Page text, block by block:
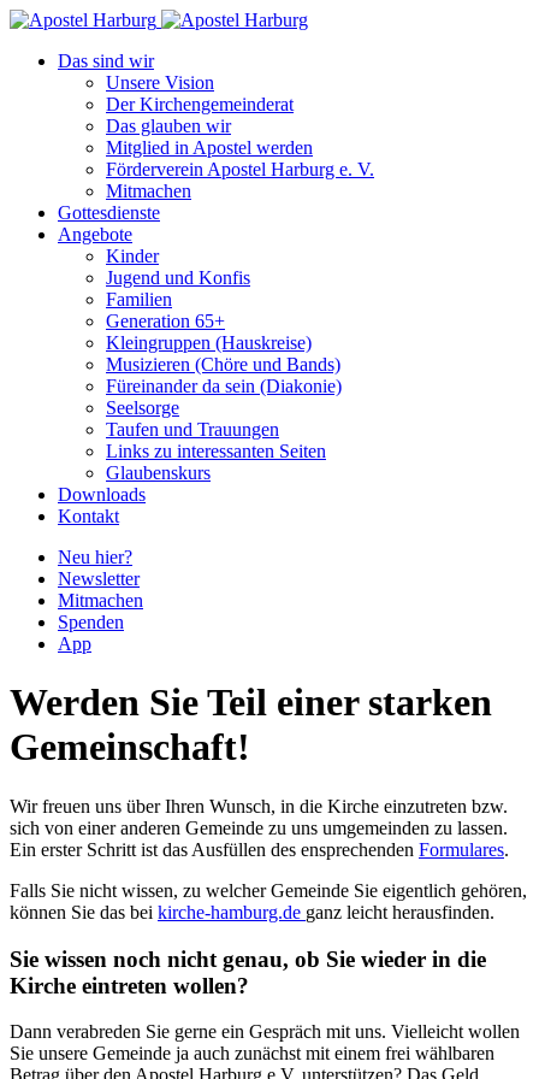
Das sind wir
Unsere Vision
Der Kirchengemeinderat
Das glauben wir
Mitglied in Apostel werden
Förderverein Apostel Harburg e. V.
Mitmachen
Gottesdienste
Angebote
Kinder
Jugend und Konfis
Familien
Generation 65+
Kleingruppen (Hauskreise)
Musizieren (Chöre und Bands)
Füreinander da sein (Diakonie)
Seelsorge
Taufen und Trauungen
Links zu interessanten Seiten
Glaubenskurs
Downloads
Kontakt
Neu hier?
Newsletter
Mitmachen
Spenden
App
Werden Sie Teil einer starken
Gemeinschaft!
Wir freuen uns über Ihren Wunsch, in die Kirche einzutreten bzw.
sich von einer anderen Gemeinde zu uns umgemeinden zu lassen.
Ein erster Schritt ist das Ausfüllen des ensprechenden Formulares.
Falls Sie nicht wissen, zu welcher Gemeinde Sie eigentlich gehören,
können Sie das bei kirche-hamburg.de ganz leicht herausfinden.
Sie wissen noch nicht genau, ob Sie wieder in die
Kirche eintreten wollen?
Dann verabreden Sie gerne ein Gespräch mit uns. Vielleicht wollen
Sie unsere Gemeinde ja auch zunächst mit einem frei wählbaren